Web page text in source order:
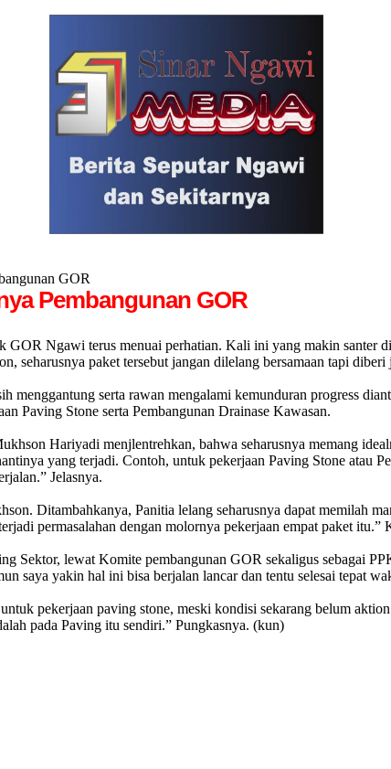
GOR
Pembangunan GOR
Ngawi terus menuai perhatian. Kali ini yang makin santer
seharusnya paket tersebut jangan dilelang bersamaan tapi
menggantung serta rawan mengalami kemunduran progress
Paving Stone serta Pembangunan Drainase Kawasan.
Hariyadi menjlentrehkan, bahwa seharusnya memang
yang terjadi. Contoh, untuk pekerjaan Paving Stone atau
Jelasnya.
Ditambahkanya, Panitia lelang seharusnya dapat memilah
permasalahan dengan molornya pekerjaan empat paket itu.”
Sektor, lewat Komite pembangunan GOR sekaligus sebagai
saya yakin hal ini bisa berjalan lancar dan tentu selesai tepat
pekerjaan paving stone, meski kondisi sekarang belum
pada Paving itu sendiri.” Pungkasnya. (kun)